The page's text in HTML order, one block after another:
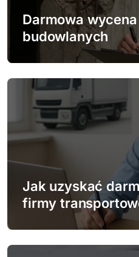
i
s
Darmowa
budowlanych
Jak uzyskać
firmy